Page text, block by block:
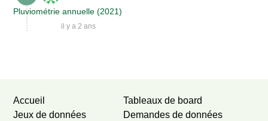
Pluviométrie annuelle (2021)
il y a 2 ans
Accueil
Jeux de données
Tableaux de board
Demandes de données